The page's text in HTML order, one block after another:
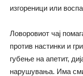
изгореници или
Ловоровиот чај
против настинки и
губење на апетит,
нарушувања. Има